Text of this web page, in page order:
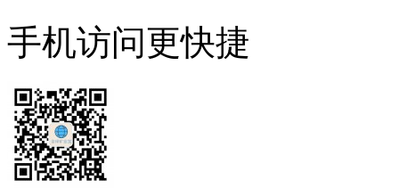
手机访问更快捷